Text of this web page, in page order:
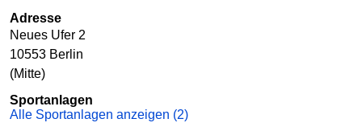
Adresse
Neues Ufer 2
10553 Berlin
(Mitte)
Sportanlagen
Alle Sportanlagen anzeigen (2)